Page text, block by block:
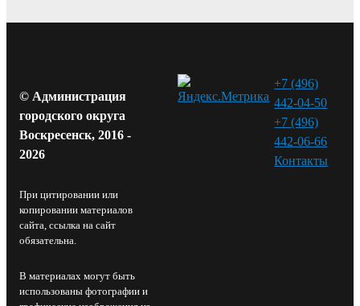
© Администрация
городского округа
Воскресенск, 2016 -
2026
При цитировании или
копировании материалов
сайта, ссылка на сайт
обязательна.
В материалах могут быть
использованы фотографии и
+7 (496)
442-04-50
+7 (496)
442-06-66
Контакты⁠